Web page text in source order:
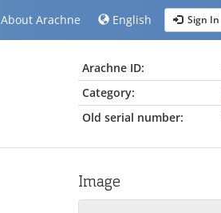
About Arachne English Sign In
Arachne ID:
Category:
Old serial number:
Image